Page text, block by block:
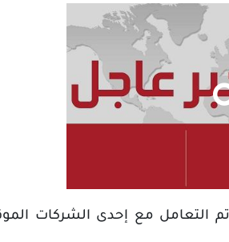
التعامل مع إحدى الشركات